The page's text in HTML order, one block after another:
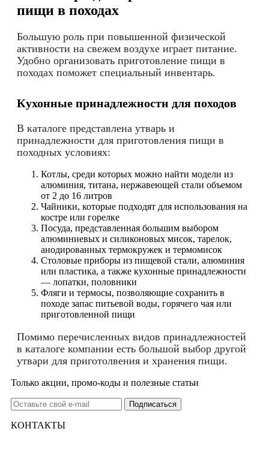
пищи в походах
Большую роль при повышенной физической
активности на свежем воздухе играет питание.
Удобно организовать приготовление пищи в
походах поможет специальный инвентарь.
Кухонные принадлежности для походов
В каталоге представлена утварь и
принадлежности для приготовления пищи в
походных условиях:
Котлы, среди которых можно найти модели из
алюминия, титана, нержавеющей стали объемом
от 2 до 16 литров
Чайники, которые подходят для использования на
костре или горелке
Посуда, представленная большим выбором
алюминиевых и силиконовых мисок, тарелок,
анодированных термокружек и термомисок
Столовые приборы из пищевой стали, алюминия
или пластика, а также кухонные принадлежности
— лопатки, половники
Фляги и термосы, позволяющие сохранить в
походе запас питьевой воды, горячего чая или
приготовленной пищи
Помимо перечисленных видов принадлежностей
в каталоге компании есть большой выбор другой
утвари для приготолвения и хранения пищи.
Только акции, промо-коды и полезные статьи
КОНТАКТЫ